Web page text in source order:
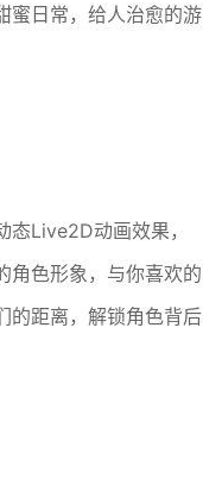
蜜日常，给人治愈的游
Live2D动画效果，
角色形象，与你喜欢的
的距离，解锁角色背后